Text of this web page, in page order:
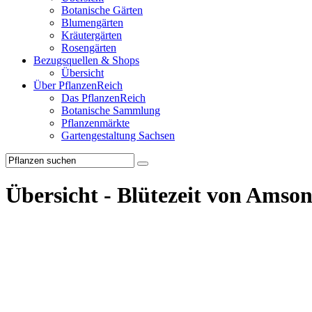
Botanische Gärten
Blumengärten
Kräutergärten
Rosengärten
Bezugsquellen & Shops
Übersicht
Über PflanzenReich
Das PflanzenReich
Botanische Sammlung
Pflanzenmärkte
Gartengestaltung Sachsen
Übersicht - Blütezeit von